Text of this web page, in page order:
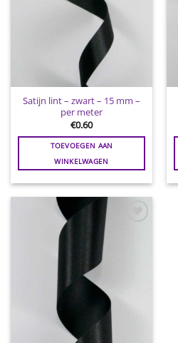
Satijn lint – zwart – 15 mm –
per meter
€0.60
TOEVOEGEN AAN
WINKELWAGEN
Toevoegen